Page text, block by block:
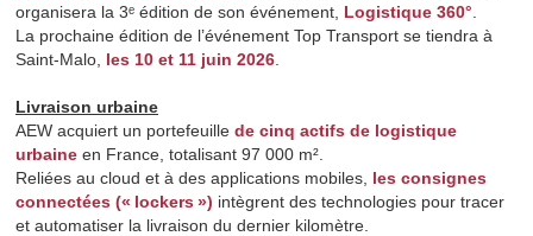
organisera la 3ᵉ édition de son événement, Logistique 360°
La prochaine édition de l’événement Top Transport se tiendra à
Saint-Malo, les 10 et 11 juin 2026
Livraison urbaine
AEW acquiert un portefeuille de cinq actifs de logistique
urbaine en France, totalisant 97 000 m².
Reliées au cloud et à des applications mobiles, les consignes
connectées (« lockers ») intègrent des technologies pour tracer
et automatiser la livraison du dernier kilomètre.